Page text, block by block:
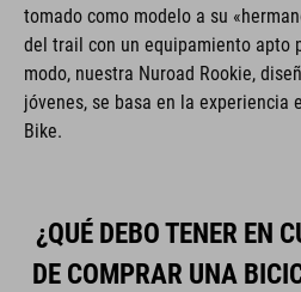
tomado como modelo a su
del trail con un equipamiento apto
modo, nuestra Nuroad Rookie,
jóvenes, se basa en la experiencia
Bike.
¿QUÉ DEBO TENER EN
DE COMPRAR UNA